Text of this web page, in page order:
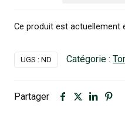
Ce produit est actuellement
UGS : ND Catégorie :
Partager